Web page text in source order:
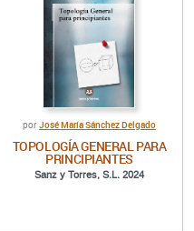
por José María Sánchez Delgado
TOPOLOGÍA GENERAL PARA
PRINCIPIANTES
Sanz y Torres, S.L. 2024